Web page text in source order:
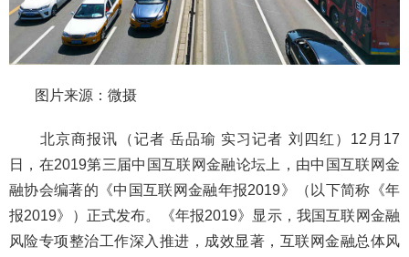
图片来源：微摄
北京商报讯（记者 岳品瑜 实习记者 刘四红）12月17
日，在2019第三届中国互联网金融论坛上，由中国互联网金
融协会编著的《中国互联网金融年报2019》（以下简称《年
报2019》）正式发布。《年报2019》显示，我国互联网金融
风险专项整治工作深入推进，成效显著，互联网金融总体风